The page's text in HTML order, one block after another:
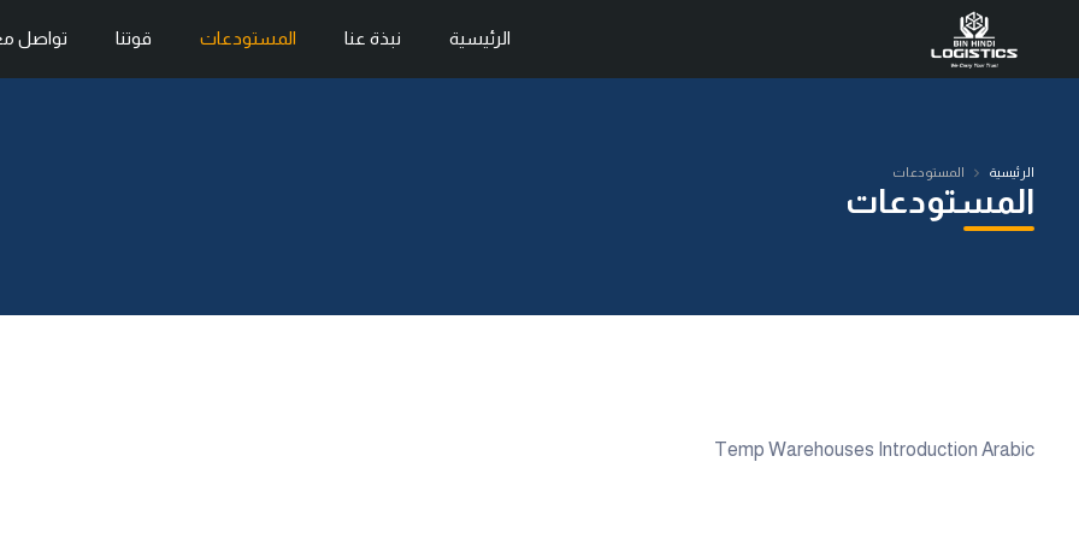
الرئيسية نبذة عنا المستودعات قوتنا تواصل
الرئيسية المستودعات
المستودعات
Temp Warehouses Introduction Arabic